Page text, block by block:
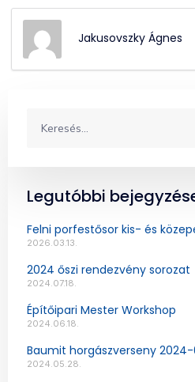
Jakusovszky Ágnes
Legutóbbi
Felni porfestősor kis- és
2026.03.13.
2024 őszi rendezvény sorozat
2024.07.18.
Építőipari Mester Workshop
2024.06.18.
Baumit horgászverseny 2024-
2024.05.28.